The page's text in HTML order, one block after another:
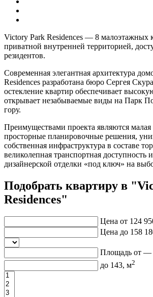
Victory Park Residences — 8 малоэтажных
приватной внутренней территорией,
резидентов.
Современная элегантная архитектура
Residences разработана бюро Сергея
остекление квартир обеспечивает
открывает незабываемые виды на Парк
гору.
Преимуществами проекта являются малая
просторные планировочные решения,
собственная инфраструктура в составе
великолепная транспортная доступность
дизайнерской отделки «под ключ» на
Подобрать квартиру в
Residences"
Цена от 124
Цена до 158
Площадь от —
до 143, м2